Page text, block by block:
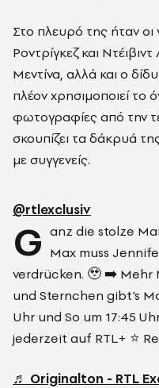
Στο πλευρό της ήταν οι
Ροντρίγκεζ και
Μεντίνα, αλλά και ο
πλέον χρησιμοποιεί το
φωτογραφίες από την
σκουπίζει τα δάκρυά
με συγγενείς.
@rtlexclusiv
G anz die stolze
Max muss
verdrücken. 🥹 ➡️ Mehr
und Sternchen gibt's
Uhr und So um 17:45
jederzeit auf RTL+ ⭐
♬ Originalton - RTL